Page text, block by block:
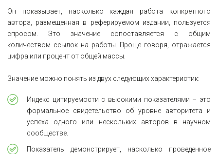
Он показывает, насколько каждая работа конкретного
автора, размещенная в реферируемом издании, пользуется
спросом. Это значение сопоставляется с общим
количеством ссылок на работы. Проще говоря, отражается
цифра или процент от общей массы.
Значение можно понять из двух следующих характеристик:
Индекс цитируемости с высокими показателями – это
формальное свидетельство об уровне авторитета и
успеха одного или нескольких авторов в научном
сообществе.
Показатель демонстрирует, насколько проведенное